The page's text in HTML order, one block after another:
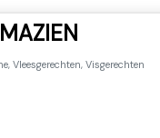
Vleesgerechten, Visgerechten